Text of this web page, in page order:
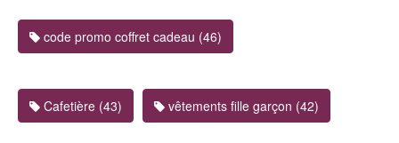
code promo coffret cadeau (46)
Cafetière (43) vêtements fille garçon (42)